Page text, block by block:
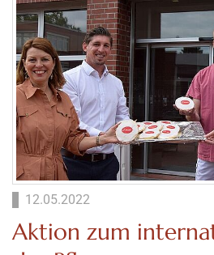
12.05.2022
Aktion zum